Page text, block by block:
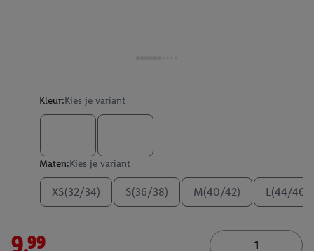
Kleur:Kies je variant
Maten:Kies je variant
XS(32/34) S(36/38) M(40/42) L(44/46)
9.99